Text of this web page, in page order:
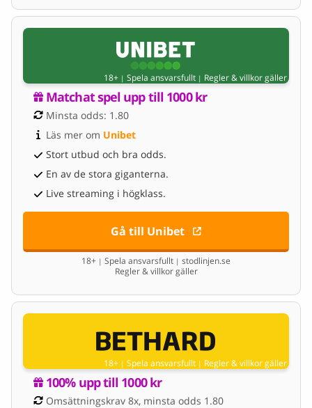
18+ | Spela ansvarsfullt | Regler & villkor gäller
Matchat spel upp till 1000 kr
Minsta odds: 1.80
Läs mer om Unibet
Stort utbud och bra odds.
En av de stora giganterna.
Live streaming i högklass.
Gå till Unibet
18+ | Spela ansvarsfullt | stodlinjen.se
Regler & villkor gäller
18+ | Spela ansvarsfullt | Regler & villkor gäller
100% upp till 1000 kr
Omsättningskrav 8x, minsta odds 1.80